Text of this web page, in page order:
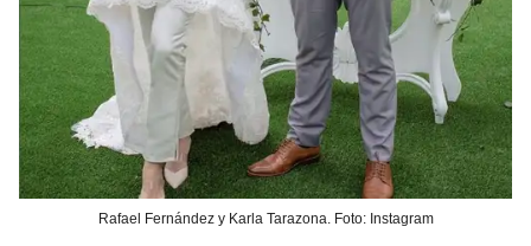
Rafael Fernández y Karla Tarazona. Foto: Instagram